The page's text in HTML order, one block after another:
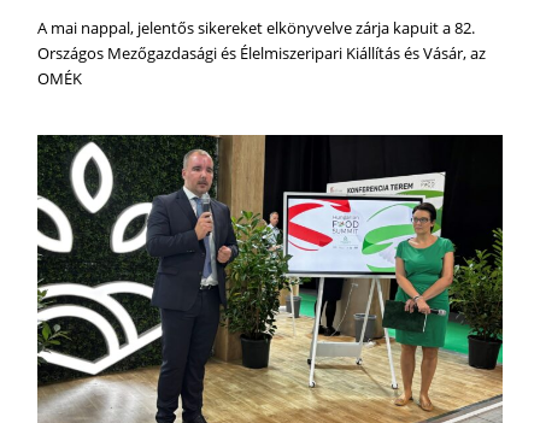
A mai nappal, jelentős sikereket elkönyvelve zárja kapuit a 82.
Országos Mezőgazdasági és Élelmiszeripari Kiállítás és Vásár, az
OMÉK